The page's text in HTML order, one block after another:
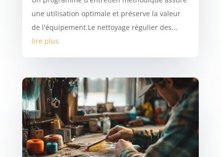
une utilisation optimale et préserve la valeur
de l'équipement.Le nettoyage régulier des...
lire plus